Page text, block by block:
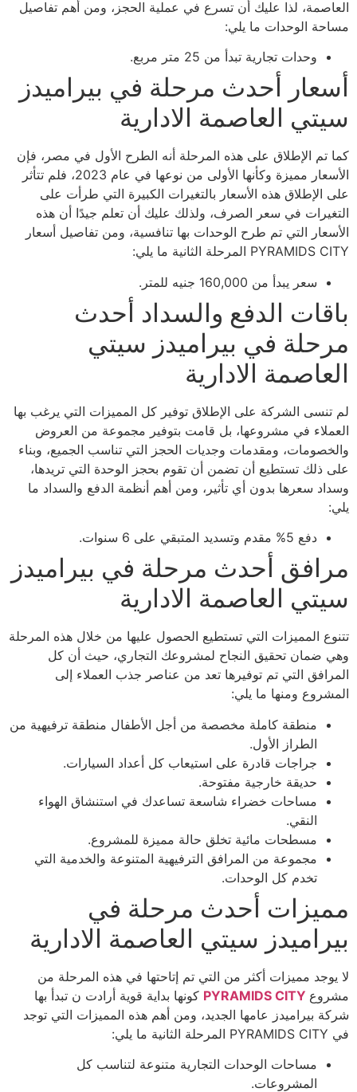
العاصمة، لذا عليك أن تسرع في عملية الحجز، ومن أهم تفاصيل
مساحة الوحدات ما يلي:
وحدات تجارية تبدأ من 25 متر مربع.
أسعار أحدث مرحلة في بيراميدز
سيتي العاصمة الادارية
كما تم الإطلاق على هذه المرحلة أنه الطرح الأول في مصر، فإن
الأسعار مميزة وكأنها الأولى من نوعها في عام 2023، فلم تتأثر
على الإطلاق هذه الأسعار بالتغيرات الكبيرة التي طرأت على
التغيرات في سعر الصرف، ولذلك عليك أن تعلم جيدًا أن هذه
الأسعار التي تم طرح الوحدات بها تنافسية، ومن تفاصيل أسعار
PYRAMIDS CITY المرحلة الثانية ما يلي:
سعر يبدأ من 160,000 جنيه للمتر.
باقات الدفع والسداد أحدث
مرحلة في بيراميدز سيتي
العاصمة الادارية
لم تنسى الشركة على الإطلاق توفير كل المميزات التي يرغب بها
العملاء في مشروعها، بل قامت بتوفير مجموعة من العروض
والخصومات، ومقدمات وجديات الحجز التي تناسب الجميع، وبناء
على ذلك تستطيع أن تضمن أن تقوم بحجز الوحدة التي تريدها،
وسداد سعرها بدون أي تأثير، ومن أهم أنظمة الدفع والسداد ما
يلي:
دفع 5% مقدم وتسديد المتبقي على 6 سنوات.
مرافق أحدث مرحلة في بيراميدز
سيتي العاصمة الادارية
تتنوع المميزات التي تستطيع الحصول عليها من خلال هذه المرحلة
وهي ضمان تحقيق النجاح لمشروعك التجاري، حيث أن كل
المرافق التي تم توفيرها تعد من عناصر جذب العملاء إلى
المشروع ومنها ما يلي:
منطقة كاملة مخصصة من أجل الأطفال منطقة ترفيهية من
الطراز الأول.
جراجات قادرة على استيعاب كل أعداد السيارات.
حديقة خارجية مفتوحة.
مساحات خضراء شاسعة تساعدك في استنشاق الهواء
النقي.
مسطحات مائية تخلق حالة مميزة للمشروع.
مجموعة من المرافق الترفيهية المتنوعة والخدمية التي
تخدم كل الوحدات.
مميزات أحدث مرحلة في
بيراميدز سيتي العاصمة الادارية
لا يوجد مميزات أكثر من التي تم إتاحتها في هذه المرحلة من
مشروع
كونها بداية قوية أرادت ن تبدأ بها
شركة بيراميدز عامها الجديد، ومن أهم هذه المميزات التي توجد
في PYRAMIDS CITY المرحلة الثانية ما يلي:
مساحات الوحدات التجارية متنوعة لتناسب كل
المشروعات.